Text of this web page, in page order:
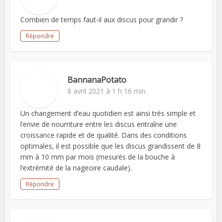
Combien de temps faut-il aux discus pour grandir ?
Répondre
BannanaPotato
8 avril 2021 à 1 h 16 min
Un changement d’eau quotidien est ainsi très simple et
l’envie de nourriture entre les discus entraîne une
croissance rapide et de qualité. Dans des conditions
optimales, il est possible que les discus grandissent de 8
mm à 10 mm par mois (mesurés de la bouche à
l’extrémité de la nageoire caudale).
Répondre